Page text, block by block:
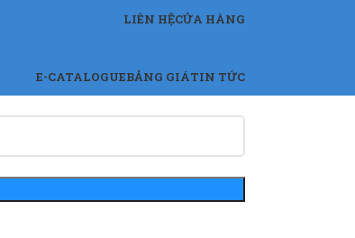
LIÊN HỆCỬA HÀNG
E-CATALOGUEBẢNG GIÁTIN TỨC